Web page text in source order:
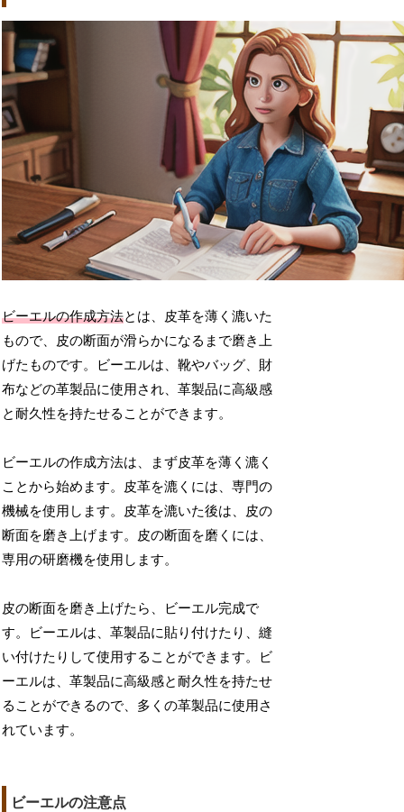
ビーエルの作成方法とは、皮革を薄く漉いた
もので、皮の断面が滑らかになるまで磨き上
げたものです。ビーエルは、靴やバッグ、財
布などの革製品に使用され、革製品に高級感
と耐久性を持たせることができます。
ビーエルの作成方法は、まず皮革を薄く漉く
ことから始めます。皮革を漉くには、専門の
機械を使用します。皮革を漉いた後は、皮の
断面を磨き上げます。皮の断面を磨くには、
専用の研磨機を使用します。
皮の断面を磨き上げたら、ビーエル完成で
す。ビーエルは、革製品に貼り付けたり、縫
い付けたりして使用することができます。ビ
ーエルは、革製品に高級感と耐久性を持たせ
ることができるので、多くの革製品に使用さ
れています。
ビーエルの注意点